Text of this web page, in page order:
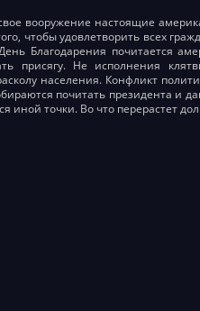
вооружение настоящие
чтобы удовлетворить всех
Благодарения почитается
присягу. Не исполнения
населения. Конфликт
почитать президента и
иной точки. Во что перерастет